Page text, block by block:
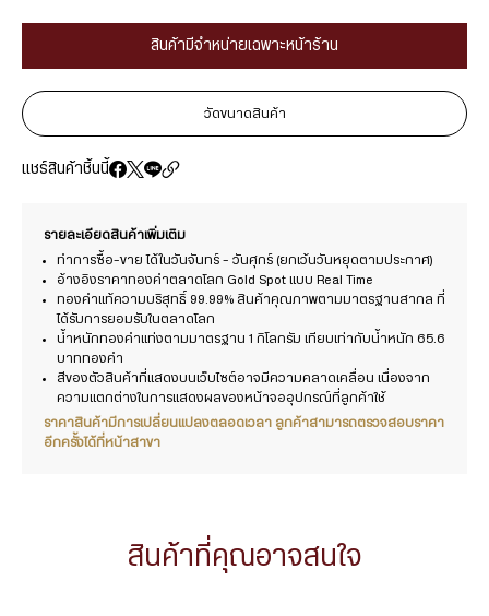
สินค้ามีจำหน่ายเฉพาะหน้าร้าน
วัดขนาดสินค้า
แชร์สินค้าชิ้นนี้
รายละเอียดสินค้าเพิ่มเติม
ทำการซื้อ-ขาย ได้ในวันจันทร์ - วันศุกร์ (ยกเว้นวันหยุดตามประกาศ)
อ้างอิงราคาทองคำตลาดโลก Gold Spot แบบ Real Time
ทองคำแท้ความบริสุทธิ์ 99.99% สินค้าคุณภาพตามมาตรฐานสากล ที่
ได้รับการยอมรับในตลาดโลก
น้ำหนักทองคำแท่งตามมาตรฐาน 1 กิโลกรัม เทียบเท่ากับน้ำหนัก 65.6
บาททองคำ
สีของตัวสินค้าที่แสดงบนเว็บไซต์อาจมีความคลาดเคลื่อน เนื่องจาก
ความแตกต่างในการแสดงผลของหน้าจออุปกรณ์ที่ลูกค้าใช้
ราคาสินค้ามีการเปลี่ยนแปลงตลอดเวลา ลูกค้าสามารถตรวจสอบราคา
อีกครั้งได้ที่หน้าสาขา
สินค้าที่คุณอาจสนใจ